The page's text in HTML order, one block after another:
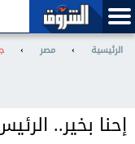
الرئيسية › مصر ›
إحنا بخير..